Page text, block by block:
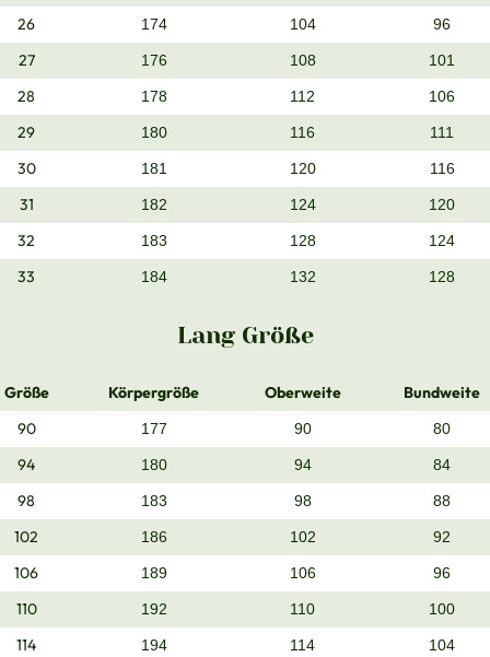
26 174 104 96
27 176 108 101
28 178 112 106
29 180 116 111
30 181 120 116
31 182 124 120
32 183 128 124
33 184 132 128
Lang Größe
Größe Körpergröße Oberweite
Bundweite
90
177 90 80
94 180 94 84
98 183 98 88
102 186 102 92
106 189 106 96
110 192 110 100
114 194 114 104